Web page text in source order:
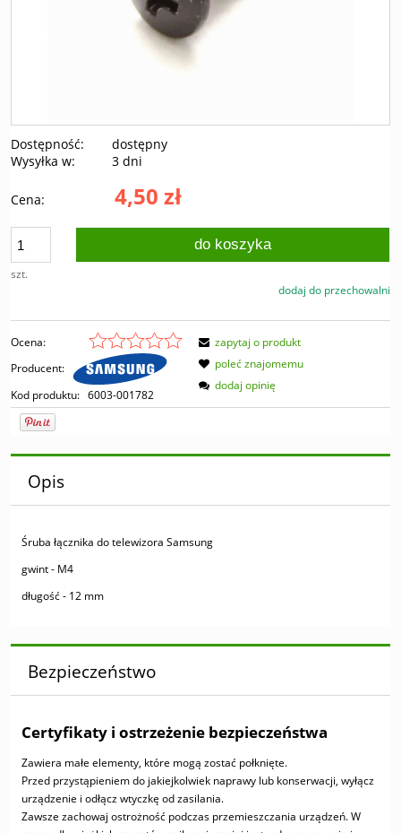
Dostępność:
dostępny
Wysyłka w:
3 dni
Cena: 4,50 zł
szt.
do koszyka
dodaj do przechowalni
Ocena:
Producent:
Kod produktu: 6003-001782
zapytaj o produkt
poleć znajomemu
dodaj opinię
Opis
Śruba łącznika do telewizora Samsung
gwint - M4
długość - 12 mm
Bezpieczeństwo
Certyfikaty i ostrzeżenie bezpieczeństwa
Zawiera małe elementy, które mogą zostać połknięte.
Przed przystąpieniem do jakiejkolwiek naprawy lub konserwacji, wyłącz
urządzenie i odłącz wtyczkę od zasilania.
Zawsze zachowaj ostrożność podczas przemieszczania urządzeń. W